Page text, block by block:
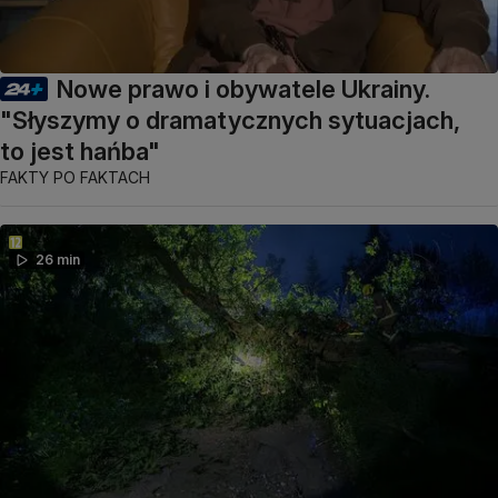
Nowe prawo i obywatele Ukrainy.
"Słyszymy o dramatycznych sytuacjach,
to jest hańba"
FAKTY PO FAKTACH
26 min